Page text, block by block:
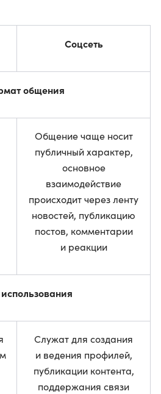
Соцсеть
общения
Общение чаще носит
публичный характер,
основное
взаимодействие
происходит через ленту
новостей, публикацию
постов, комментарии
и реакции
Служат для создания
и ведения профилей,
публикации контента,
поддержания связи